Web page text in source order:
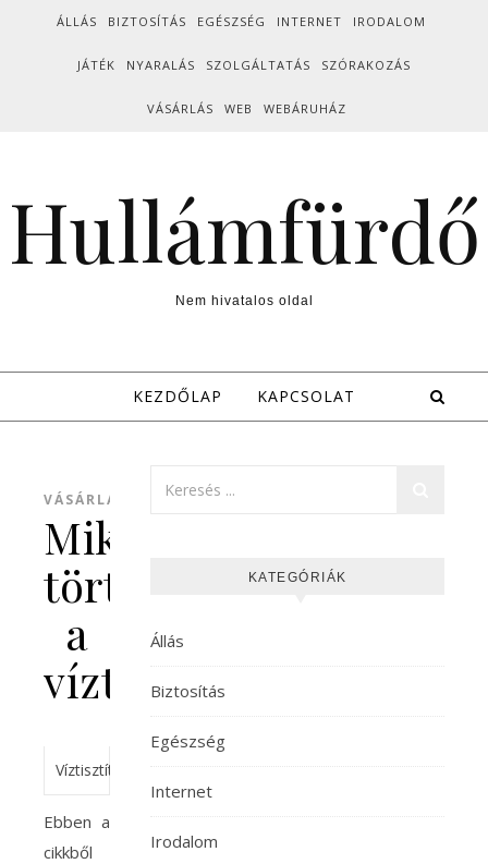
Skip to content
ÁLLÁS BIZTOSÍTÁS EGÉSZSÉG INTERNET IRODALOM
JÁTÉK NYARALÁS SZOLGÁLTATÁS SZÓRAKOZÁS
VÁSÁRLÁS WEB WEBÁRUHÁZ
Hullámfürdő
Nem hivatalos oldal
KEZDŐLAP KAPCSOLAT
VÁSÁRLÁS
Miként
történjen
a
víztisztítás?
Víztisztítás
Ebben a
cikkből
KATEGÓRIÁK
Állás
Biztosítás
Egészség
Internet
Irodalom